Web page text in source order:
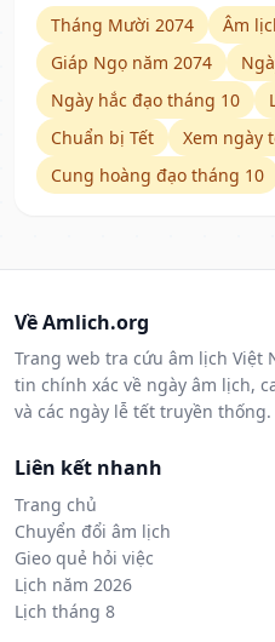
Tháng Mười 2074
Âm
Giáp Ngọ năm 2074
Ngày hắc đạo tháng 10
Chuẩn bị Tết
Xem ngày
Cung hoàng đạo tháng 10
Về Amlich.org
Trang web tra cứu âm lịch Việt
tin chính xác về ngày âm lịch,
và các ngày lễ tết truyền thống.
Liên kết nhanh
Trang chủ
Chuyển đổi âm lịch
Gieo quẻ hỏi việc
Lịch năm 2026
Lịch tháng 8